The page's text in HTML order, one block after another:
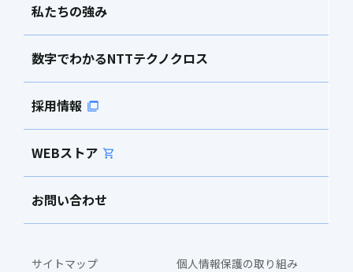
私たちの強み
数字でわかるNTTテクノクロス
採用情報
WEBストア
お問い合わせ
サイトマップ
個人情報保護の取り組み